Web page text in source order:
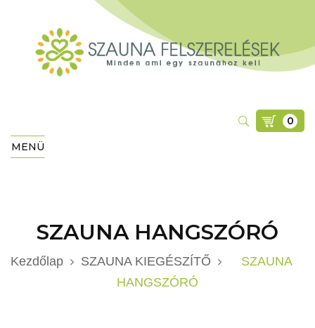
0
MENÜ
SZAUNA HANGSZÓRÓ
Kezdőlap SZAUNA KIEGÉSZÍTŐ
SZAUNA
HANGSZÓRÓ